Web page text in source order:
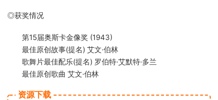
◎获奖情况
第15届奥斯卡金像奖 (1943)
最佳原创故事(提名) 艾文·伯林
歌舞片最佳配乐(提名) 罗伯特·艾默特·多兰
最佳原创歌曲 艾文·伯林
资源下载